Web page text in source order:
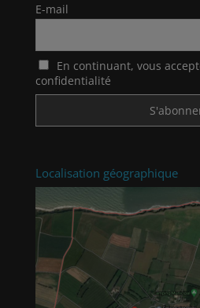
E-mail
En continuant, vous
confidentialité
Localisation géographique